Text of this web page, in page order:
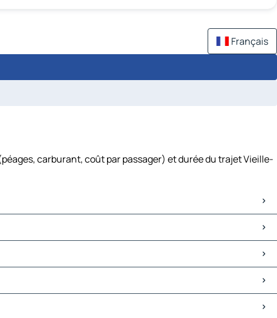
Français
carburant, coût par passager) et durée du trajet Vieille-